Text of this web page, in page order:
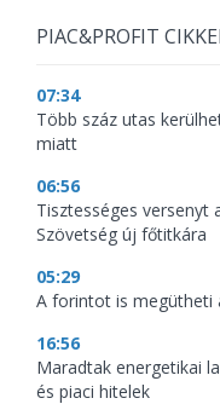
PIAC&PROFIT CIKKEI
07:34
Több száz utas
miatt
06:56
Tisztességes versenyt
Szövetség új főtitkára
05:29
A forintot is megütheti
16:56
Maradtak energetikai
és piaci hitelek